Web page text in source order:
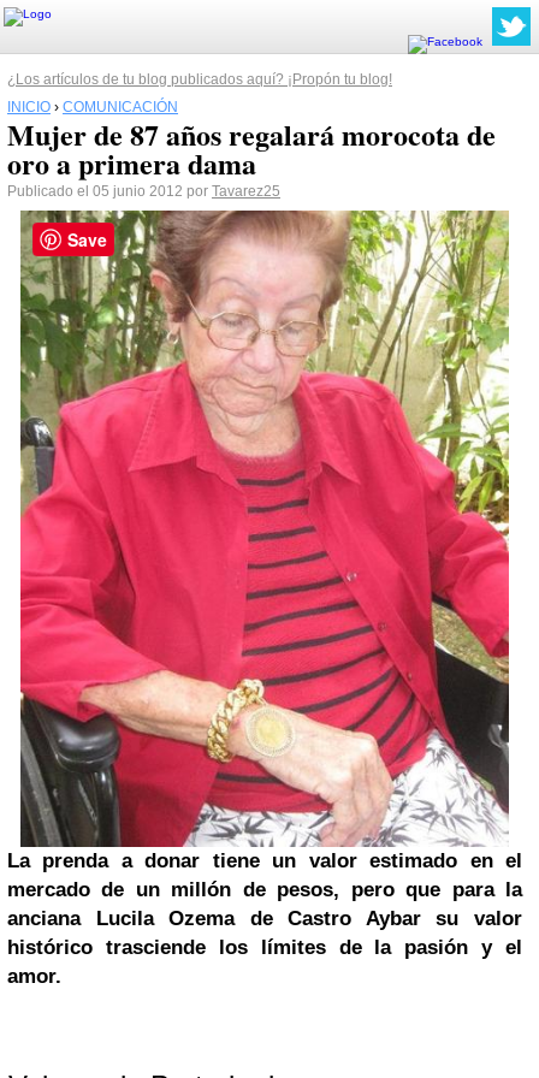
¿Los artículos de tu blog publicados aquí? ¡Propón tu blog!
INICIO › COMUNICACIÓN
Mujer de 87 años regalará morocota de
oro a primera dama
Publicado el 05 junio 2012 por Tavarez25
La prenda a donar tiene un valor estimado en el
mercado de un millón de pesos, pero que para la
anciana Lucila Ozema de Castro Aybar su valor
histórico trasciende los límites de la pasión y el
amor.
Save